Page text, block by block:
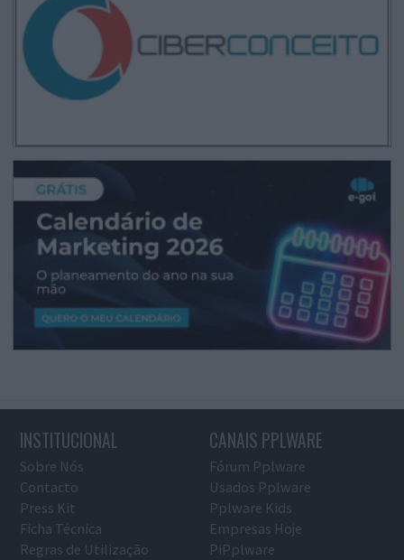
INSTITUCIONAL
Sobre Nós
Contacto
Press Kit
Ficha Técnica
Regras de Utilização
CANAIS PPLWARE
Fórum Pplware
Usados Pplware
Pplware Kids
Empresas Hoje
PiPplware